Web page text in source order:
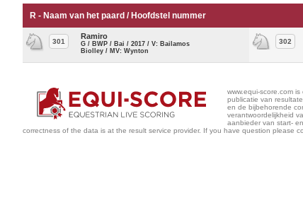
R - Naam van het paard / Hoofdstel nummer
301
Ramiro
G / BWP / Bai / 2017 / V: Bailamos
Biolley / MV: Wynton
302
www.equi-score.com
publicatie van
en de bijbehorende
verantwoordelijkheid
aanbieder van start-
correctness of the data is at the result service provider. If you have question please